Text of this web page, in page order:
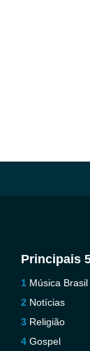
Principais
Música Brasil
Notícias
Religião
Gospel